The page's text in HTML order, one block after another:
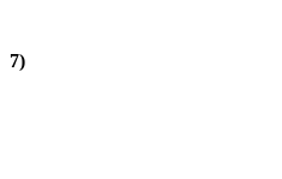
7)